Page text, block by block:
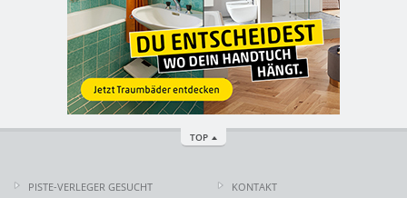
TOP
PISTE-VERLEGER GESUCHT
KONTAKT